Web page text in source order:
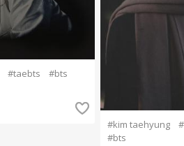
#taebts
#bts
#kim taehyung
#bts